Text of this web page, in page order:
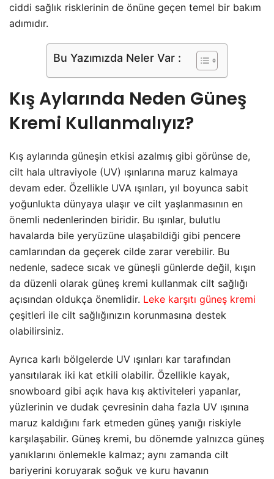
ciddi sağlık risklerinin de önüne geçen temel bir bakım
adımıdır.
Bu Yazımızda Neler Var :
Kış Aylarında Neden Güneş
Kremi Kullanmalıyız?
Kış aylarında güneşin etkisi azalmış gibi görünse de,
cilt hala ultraviyole (UV) ışınlarına maruz kalmaya
devam eder. Özellikle UVA ışınları, yıl boyunca sabit
yoğunlukta dünyaya ulaşır ve cilt yaşlanmasının en
önemli nedenlerinden biridir. Bu ışınlar, bulutlu
havalarda bile yeryüzüne ulaşabildiği gibi pencere
camlarından da geçerek cilde zarar verebilir. Bu
nedenle, sadece sıcak ve güneşli günlerde değil, kışın
da düzenli olarak güneş kremi kullanmak cilt sağlığı
açısından oldukça önemlidir. Leke karşıtı güneş kremi
çeşitleri ile cilt sağlığınızın korunmasına destek
olabilirsiniz.
Ayrıca karlı bölgelerde UV ışınları kar tarafından
yansıtılarak iki kat etkili olabilir. Özellikle kayak,
snowboard gibi açık hava kış aktiviteleri yapanlar,
yüzlerinin ve dudak çevresinin daha fazla UV ışınına
maruz kaldığını fark etmeden güneş yanığı riskiyle
karşılaşabilir. Güneş kremi, bu dönemde yalnızca güneş
yanıklarını önlemekle kalmaz; aynı zamanda cilt
bariyerini koruyarak soğuk ve kuru havanın